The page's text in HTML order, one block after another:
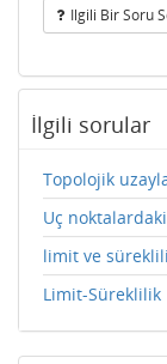
Ilgili Bir Soru
İlgili sorular
Topolojik
Uç
limit ve
Limit-Süreklilik